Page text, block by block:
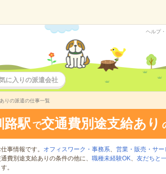
ヘルプ
に入りの派遣会社
りの派遣の仕事一覧
路駅 で交通費別途支給あり
事情報です。 オフィスワーク・事務系、 営業・販売・サー
費別途支給ありの条件の他に、 職種未経験OK、 友だちと
。